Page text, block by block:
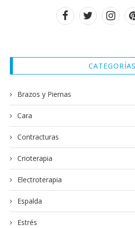
CATEGORÍAS
Brazos y Piernas
Cara
Contracturas
Crioterapia
Electroterapia
Espalda
Estrés